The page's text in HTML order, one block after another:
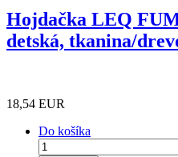
Hojdačka LEQ
detská, tkanina/
18,54 EUR
Do košíka